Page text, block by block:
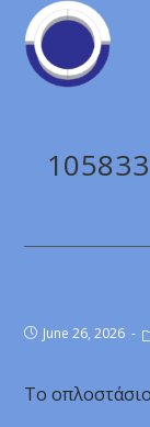
June 26, 2026
Το